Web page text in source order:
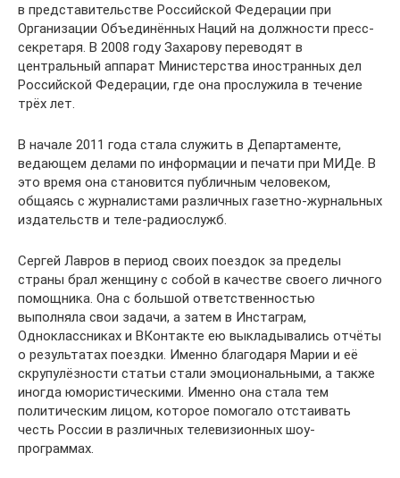
в представительстве Российской Федерации при
Организации Объединённых Наций на должности пресс-
секретаря. В 2008 году Захарову переводят в
центральный аппарат Министерства иностранных дел
Российской Федерации, где она прослужила в течение
трёх лет.
В начале 2011 года стала служить в Департаменте,
ведающем делами по информации и печати при МИДе. В
это время она становится публичным человеком,
общаясь с журналистами различных газетно-журнальных
издательств и теле-радиослужб.
Сергей Лавров в период своих поездок за пределы
страны брал женщину с собой в качестве своего личного
помощника. Она с большой ответственностью
выполняла свои задачи, а затем в Инстаграм,
Одноклассниках и ВКонтакте ею выкладывались отчёты
о результатах поездки. Именно благодаря Марии и её
скрупулёзности статьи стали эмоциональными, а также
иногда юмористическими. Именно она стала тем
политическим лицом, которое помогало отстаивать
честь России в различных телевизионных шоу-
программах.